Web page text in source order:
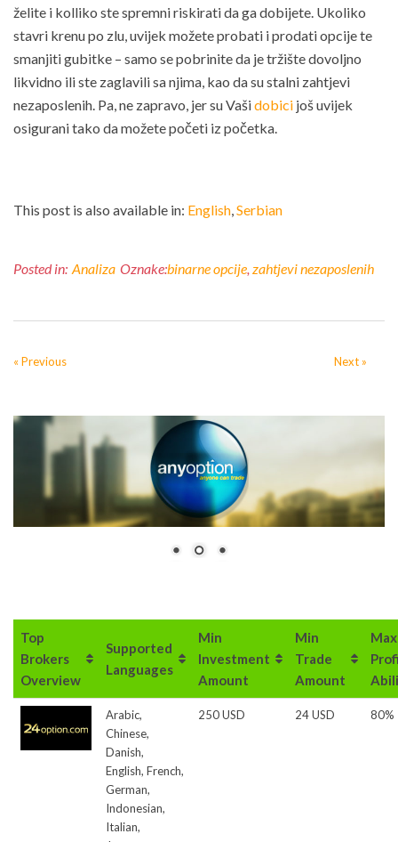
želite i kolliko ste spremni riskirati da ga dobijete. Ukoliko
stavri krenu po zlu, uvijek možete probati i prodati opcije te
smanjiti gubitke – samo se pobrinite da je tržište dovoljno
likvidno ili ste zaglavili sa njima, kao da su stalni zahtjevi
nezaposlenih. Pa, ne zapravo, jer su Vašidobici još uvijek
osigurani tako da možete početi iz početka.
This post is also available in: English Serbian
Posted in: Analiza Oznake:binarne opcije, zahtjevi nezaposlenih
« Previous Next »
Top
Brokers
Overview
Supported
Languages
Min
Investment
Amount
Min
Trade
Amount
Max
Arabic,
Chinese,
Danish,
English, French,
German,
Indonesian,
Italian,
250 USD 24 USD 80%